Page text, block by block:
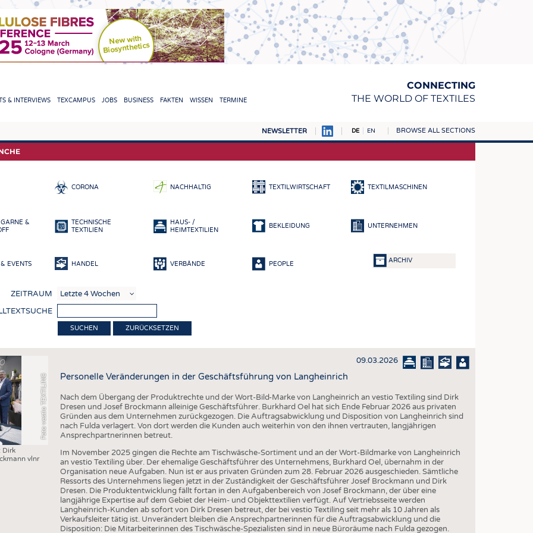
CONNECTING
THE WORLD OF TEXTILES
& INTERVIEWS TEXCAMPUS JOBS BUSINESS FAKTEN WISSEN TERMINE
NEWSLETTER DE EN BROWSE ALL SECTIONS
TEXTILE LEADERSHIP FASERN
GEWEBE
VLIESSTOFFE
NACHHALTIGKEIT
KREISLAUFWIRTSCHAFT
TECHNISCHE TEXTILIEN
MEDIZIN
HAUS- UND HEIMTEXTILIEN
BEKLEIDUNG
TESTS
CORONA NACHHALTIG TEXTILWIRTSCHAFT TEXTILMASCHINEN
&
TECHNISCHE
TEXTILIEN
HAUS- /
HEIMTEXTILIEN
BEKLEIDUNG UNTERNEHMEN
EVENTS HANDEL VERBÄNDE PEOPLE ARCHIV
ZEITRAUM
ZURÜCKSETZEN
Foto vestio TEXTILING
Dirk
vlnr
09.03.2026
Personelle Veränderungen in der Geschäftsführung von Langheinrich
Nach dem Übergang der Produktrechte und der Wort-Bild-Marke von Langheinrich an vestio Textiling sind Dirk
Dresen und Josef Brockmann alleinige Geschäftsführer. Burkhard Oel hat sich Ende Februar 2026 aus privaten
Gründen aus dem Unternehmen zurückgezogen. Die Auftragsabwicklung und Disposition von Langheinrich sind
nach Fulda verlagert. Von dort werden die Kunden auch weiterhin von den ihnen vertrauten, langjährigen
Ansprechpartnerinnen betreut.
Im November 2025 gingen die Rechte am Tischwäsche-Sortiment und an der Wort-Bildmarke von Langheinrich
an vestio Textiling über. Der ehemalige Geschäftsführer des Unternehmens, Burkhard Oel, übernahm in der
Organisation neue Aufgaben. Nun ist er aus privaten Gründen zum 28. Februar 2026 ausgeschieden. Sämtliche
Ressorts des Unternehmens liegen jetzt in der Zuständigkeit der Geschäftsführer Josef Brockmann und Dirk
Dresen. Die Produktentwicklung fällt fortan in den Aufgabenbereich von Josef Brockmann, der über eine
langjährige Expertise auf dem Gebiet der Heim- und Objekttextilien verfügt. Auf Vertriebsseite werden
Langheinrich-Kunden ab sofort von Dirk Dresen betreut, der bei vestio Textiling seit mehr als 10 Jahren als
Verkaufsleiter tätig ist. Unverändert bleiben die Ansprechpartnerinnen für die Auftragsabwicklung und die
Disposition: Die Mitarbeiterinnen des Tischwäsche-Spezialisten sind in neue Büroräume nach Fulda gezogen.